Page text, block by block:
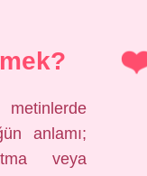
anlamı;
veya